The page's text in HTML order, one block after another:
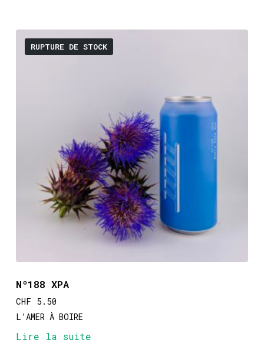
RUPTURE DE STOCK
Nº188 XPA
CHF 5.50
L’AMER À BOIRE
Lire la suite